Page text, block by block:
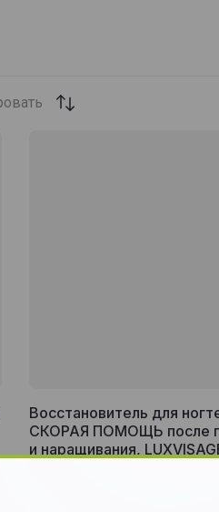
Восстановитель для
СКОРАЯ ПОМОЩЬ после
и наращивания,